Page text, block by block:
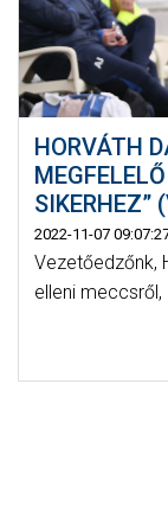
HORVÁTH
SIKERHEZ”
2022-11-07
Vezetőedzőnk,
elleni meccsről,